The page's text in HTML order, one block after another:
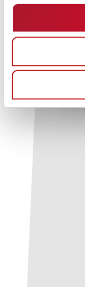
gesammelt haben.